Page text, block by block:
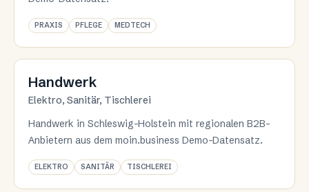
PRAXIS PFLEGE MEDTECH
Handwerk
Elektro, Sanitär, Tischlerei
Handwerk in Schleswig-Holstein mit regionalen B2B-
Anbietern aus dem moin.business Demo-Datensatz.
ELEKTRO SANITÄR TISCHLEREI